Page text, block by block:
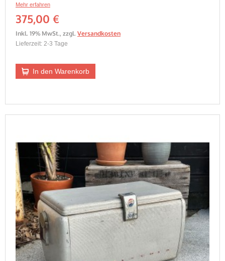
Mehr erfahren
375,00 €
Inkl. 19% MwSt., zzgl. Versandkosten
Lieferzeit: 2-3 Tage
In den Warenkorb